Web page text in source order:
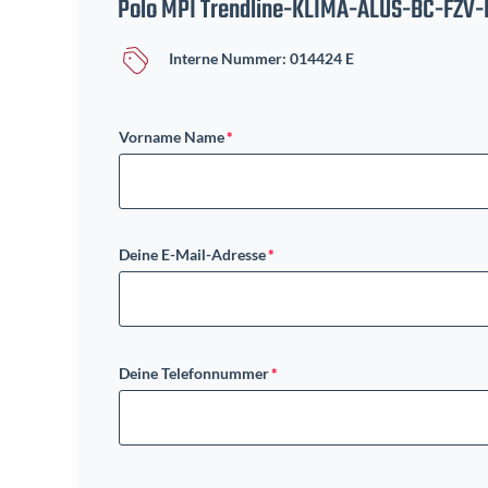
Polo MPI Trendline-KLIMA-ALUS-BC-
Interne Nummer: 014424 E
Vorname Name
Deine E-Mail-Adresse
Deine Telefonnummer